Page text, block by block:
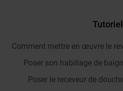
Comment mettre en œuvre le
Poser son habillage de
Poser le receveur de